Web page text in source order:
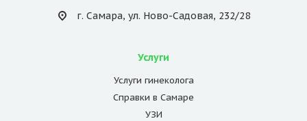
г. Самара, ул. Ново-Садовая, 232/28
Услуги
Услуги гинеколога
Справки в Самаре
УЗИ